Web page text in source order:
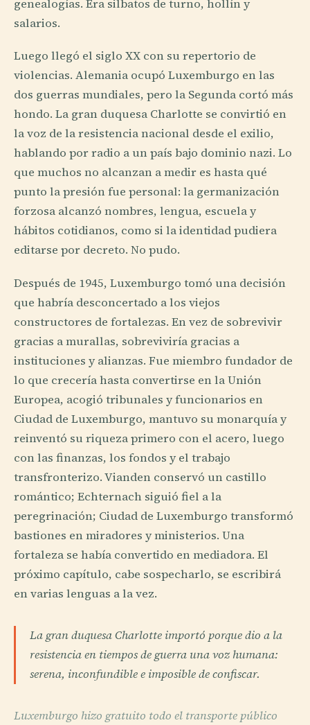
genealogías. Era silbatos de turno, hollín y
salarios.
Luego llegó el siglo XX con su repertorio de
violencias. Alemania ocupó Luxemburgo en las
dos guerras mundiales, pero la Segunda cortó más
hondo. La gran duquesa Charlotte se convirtió en
la voz de la resistencia nacional desde el exilio,
hablando por radio a un país bajo dominio nazi. Lo
que muchos no alcanzan a medir es hasta qué
punto la presión fue personal: la germanización
forzosa alcanzó nombres, lengua, escuela y
hábitos cotidianos, como si la identidad pudiera
editarse por decreto. No pudo.
Después de 1945, Luxemburgo tomó una decisión
que habría desconcertado a los viejos
constructores de fortalezas. En vez de sobrevivir
gracias a murallas, sobreviviría gracias a
instituciones y alianzas. Fue miembro fundador de
lo que crecería hasta convertirse en la Unión
Europea, acogió tribunales y funcionarios en
Ciudad de Luxemburgo, mantuvo su monarquía y
reinventó su riqueza primero con el acero, luego
con las finanzas, los fondos y el trabajo
transfronterizo. Vianden conservó un castillo
romántico; Echternach siguió fiel a la
peregrinación; Ciudad de Luxemburgo transformó
bastiones en miradores y ministerios. Una
fortaleza se había convertido en mediadora. El
próximo capítulo, cabe sospecharlo, se escribirá
en varias lenguas a la vez.
La gran duquesa Charlotte importó porque dio a la
resistencia en tiempos de guerra una voz humana:
serena, inconfundible e imposible de confiscar.
Luxemburgo hizo gratuito todo el transporte público